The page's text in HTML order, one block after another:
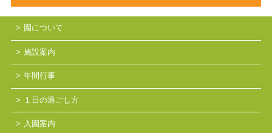
園について
施設案内
年間行事
１日の過ごし方
入園案内